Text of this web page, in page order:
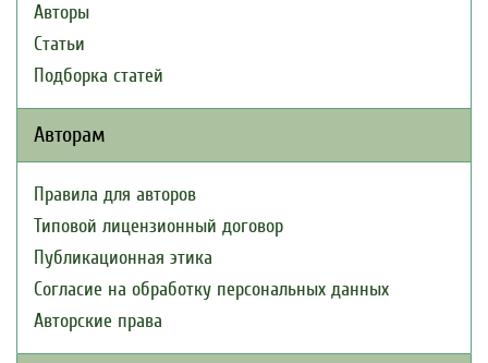
Авторы
Статьи
Подборка статей
Авторам
Правила для авторов
Типовой лицензионный договор
Публикационная этика
Согласие на обработку персональных данных
Авторские права